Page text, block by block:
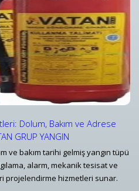
Dolum, Bakım ve Adrese
GRUP YANGIN
ve bakım tarihi gelmiş yangın tüpü
alarm, mekanik tesisat ve
projelendirme hizmetleri sunar.
Hizmeti
Tüpü Dolum Hizmeti ve Fiyatları - Vatan